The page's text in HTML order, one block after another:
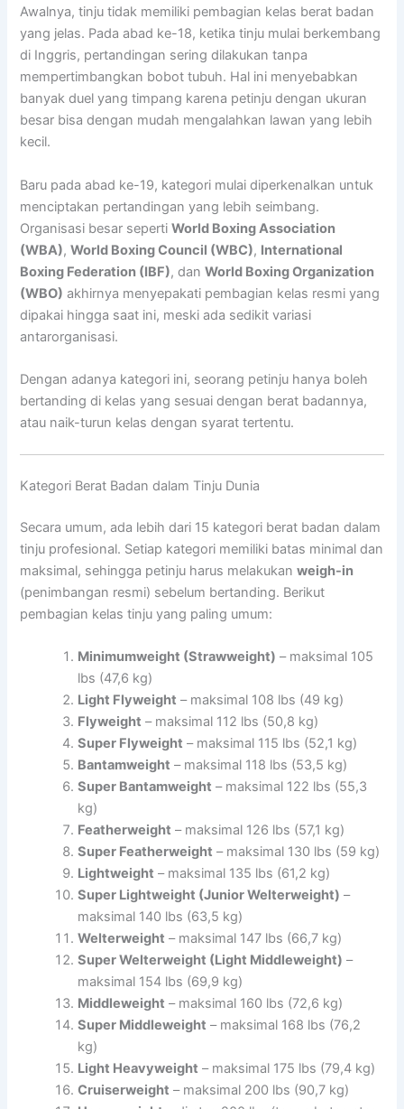
Awalnya, tinju tidak memiliki pembagian kelas berat badan
yang jelas. Pada abad ke-18, ketika tinju mulai berkembang
di Inggris, pertandingan sering dilakukan tanpa
mempertimbangkan bobot tubuh. Hal ini menyebabkan
banyak duel yang timpang karena petinju dengan ukuran
besar bisa dengan mudah mengalahkan lawan yang lebih
kecil.
Baru pada abad ke-19, kategori mulai diperkenalkan untuk
menciptakan pertandingan yang lebih seimbang.
Organisasi besar sepertiWorld Boxing Association
(WBA),World Boxing Council (WBC), International
Boxing Federation (IBF), danWorld Boxing Organization
(WBO) akhirnya menyepakati pembagian kelas resmi yang
dipakai hingga saat ini, meski ada sedikit variasi
antarorganisasi.
Dengan adanya kategori ini, seorang petinju hanya boleh
bertanding di kelas yang sesuai dengan berat badannya,
atau naik-turun kelas dengan syarat tertentu.
Kategori Berat Badan dalam Tinju Dunia
Secara umum, ada lebih dari 15 kategori berat badan dalam
tinju profesional. Setiap kategori memiliki batas minimal dan
maksimal, sehingga petinju harus melakukanweigh-in
(penimbangan resmi) sebelum bertanding. Berikut
pembagian kelas tinju yang paling umum:
Minimumweight (Strawweight) – maksimal 105
lbs (47,6 kg)
Light Flyweight – maksimal 108 lbs (49 kg)
Flyweight – maksimal 112 lbs (50,8 kg)
Super Flyweight – maksimal 115 lbs (52,1 kg)
Bantamweight – maksimal 118 lbs (53,5 kg)
Super Bantamweight – maksimal 122 lbs (55,3
kg)
Featherweight – maksimal 126 lbs (57,1 kg)
Super Featherweight – maksimal 130 lbs (59 kg)
Lightweight – maksimal 135 lbs (61,2 kg)
Super Lightweight (Junior Welterweight) –
maksimal 140 lbs (63,5 kg)
Welterweight – maksimal 147 lbs (66,7 kg)
Super Welterweight (Light Middleweight) –
maksimal 154 lbs (69,9 kg)
Middleweight – maksimal 160 lbs (72,6 kg)
Super Middleweight – maksimal 168 lbs (76,2
kg)
Light Heavyweight – maksimal 175 lbs (79,4 kg)
Cruiserweight – maksimal 200 lbs (90,7 kg)